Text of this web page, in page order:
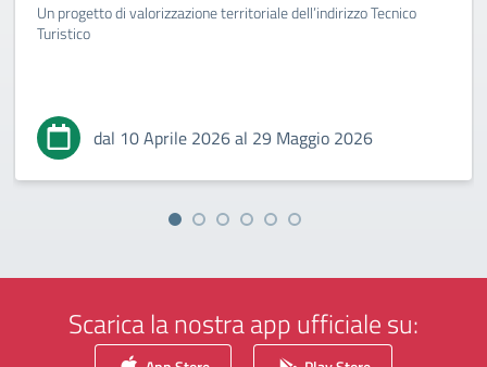
Un progetto di valorizzazione territoriale dell’indirizzo Tecnico
Turistico
dal 10 Aprile 2026 al 29 Maggio 2026
Scarica la nostra app ufficiale su: